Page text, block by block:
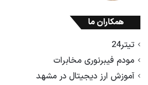
همکاران ما
تیتر24
مودم فیبرنوری مخابرات
آموزش ارز دیجیتال در مشهد